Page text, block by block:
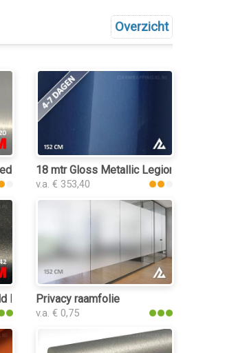
Overzicht
Aluminium
18 mtr Gloss Metallic Legion Blue 3072
v.a. € 353,40
Dust Black car wrap folie
Privacy raamfolie
v.a. € 0,75